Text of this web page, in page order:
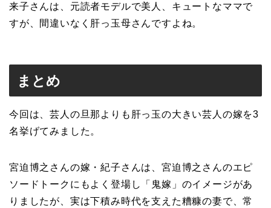
来子さんは、元読者モデルで美人、キュートなママで
すが、間違いなく肝っ玉母さんですよね。
まとめ
今回は、芸人の旦那よりも肝っ玉の大きい芸人の嫁を3
名挙げてみました。
宮迫博之さんの嫁・紀子さんは、宮迫博之さんのエピ
ソードトークにもよく登場し「鬼嫁」のイメージがあ
りましたが、実は下積み時代を支えた糟糠の妻で、常